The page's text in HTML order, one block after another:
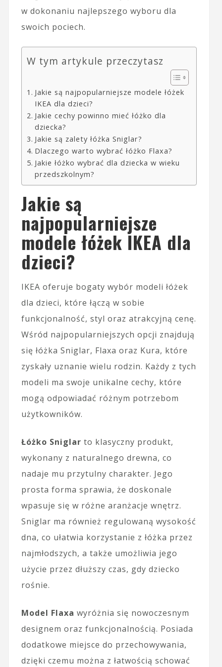
w dokonaniu najlepszego wyboru dla
swoich pociech.
W tym artykule przeczytasz
Jakie są najpopularniejsze modele łóżek
IKEA dla dzieci?
Jakie cechy powinno mieć łóżko dla
dziecka?
Jakie są zalety łóżka Sniglar?
Dlaczego warto wybrać łóżko Flaxa?
Jakie łóżko wybrać dla dziecka w wieku
przedszkolnym?
Jakie są
najpopularniejsze
modele łóżek IKEA dla
dzieci?
IKEA oferuje bogaty wybór modeli łóżek
dla dzieci, które łączą w sobie
funkcjonalność, styl oraz atrakcyjną cenę.
Wśród najpopularniejszych opcji znajdują
się łóżka Sniglar, Flaxa oraz Kura, które
zyskały uznanie wielu rodzin. Każdy z tych
modeli ma swoje unikalne cechy, które
mogą odpowiadać różnym potrzebom
użytkowników.
Łóżko Sniglar to klasyczny produkt,
wykonany z naturalnego drewna, co
nadaje mu przytulny charakter. Jego
prosta forma sprawia, że doskonale
wpasuje się w różne aranżacje wnętrz.
Sniglar ma również regulowaną wysokość
dna, co ułatwia korzystanie z łóżka przez
najmłodszych, a także umożliwia jego
użycie przez dłuższy czas, gdy dziecko
rośnie.
Model Flaxa wyróżnia się nowoczesnym
designem oraz funkcjonalnością. Posiada
dodatkowe miejsce do przechowywania,
dzięki czemu można z łatwością schować